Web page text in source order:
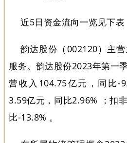
近5日资金流向一览见下表
韵达股份（002120）主
服务。韵达股份2023年第一
营收入104.75亿元，同比-
3.59亿元，同比2.96% ；扣
比-13.8% 。